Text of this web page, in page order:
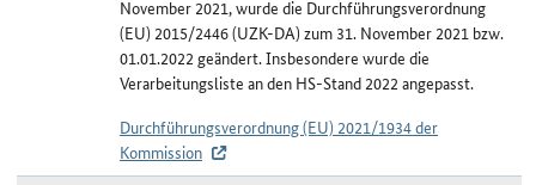
November 2021, wurde die Durchführungsverordnung
(EU) 2015/2446 (UZK-DA) zum 31. November 2021 bzw.
01.01.2022 geändert. Insbesondere wurde die
Verarbeitungsliste an den HS-Stand 2022 angepasst.
Durchführungsverordnung (EU) 2021/1934 der
Kommission